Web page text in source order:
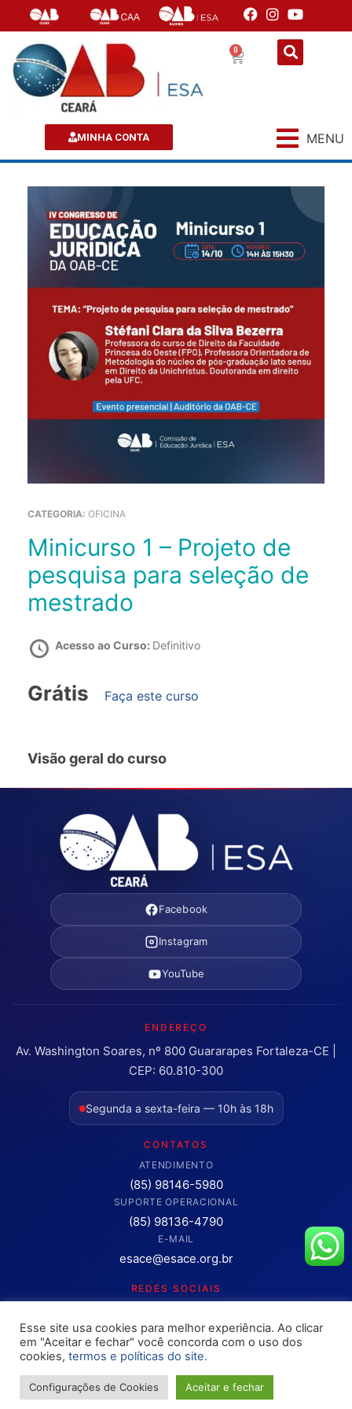
0
MINHA CONTA MENU
CATEGORIA: OFICINA
Minicurso 1 – Projeto de
pesquisa para seleção de
mestrado
Acesso ao Curso: Definitivo
Grátis Faça este curso
Visão geral do curso
Facebook
Instagram
YouTube
ENDEREÇO
Av. Washington Soares, nº 800 Guararapes Fortaleza-CE |
CEP: 60.810-300
Segunda a sexta-feira — 10h às 18h
CONTATOS
ATENDIMENTO
(85) 98146-5980
SUPORTE OPERACIONAL
(85) 98136-4790
E-MAIL
esace@esace.org.br
REDES SOCIAIS
Clique para abrir os canais oficiais.
Copyright © 2025 – OAB ESA-CE. Todos os direitos reservados
Site desenvolvimento pelaRokket / Ethics Ventures
Esse site usa cookies para melhor experiência. Ao clicar
em "Aceitar e fechar" você concorda com o uso dos
cookies, termos e políticas do site.
Configurações de Cookies Aceitar e fechar